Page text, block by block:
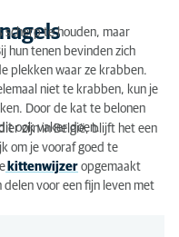
scherp te houden, maar
hun tenen bevinden zich
plekken waar ze krabben.
niet te krabben, kun je
Door de kat te belonen
ook vaker doen.
zijn in België, blijft het een
om je vooraf goed te
kittenwijzer opgemaakt
voor een fijn leven met